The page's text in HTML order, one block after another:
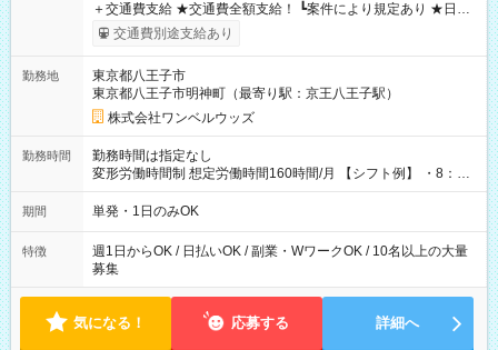
＋交通費支給 ★交通費全額支給！ ┗案件により規定あり ★日払
いOK！（規定あり） ┗働いたその日に現金GET♪ お仕事後はコ
ンビニATMから 日払い分を引き落とせます！ 【試用期間】試
交通費別途支給あり
勤務地
東京都八王子市
東京都八王子市明神町（最寄り駅：京王八王子駅）
株式会社ワンベルウッズ
勤務時間
勤務時間は指定なし
変形労働時間制 想定労働時間160時間/月 【シフト例】 ・8：00
～21：00
期間 単発・1日のみOK
特徴
週1日からOK / 日払いOK / 副業・WワークOK / 10名以上の大量
募集
気になる！ 応募する 詳細へ